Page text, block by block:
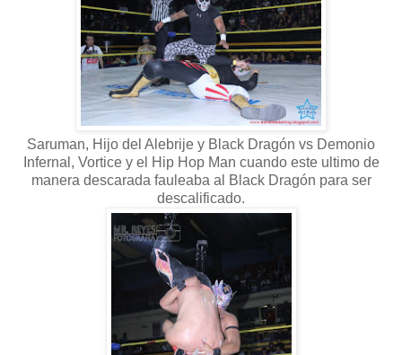
Saruman, Hijo del Alebrije y Black Dragón vs Demonio
Infernal, Vortice y el Hip Hop Man cuando este ultimo de
manera descarada fauleaba al Black Dragón para ser
descalificado.